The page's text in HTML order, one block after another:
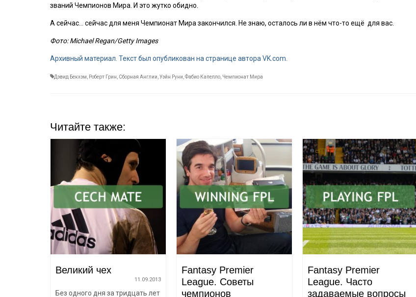
званий Чемпионов Мира. И это жутко обидно.
А сейчас… сейчас для меня Чемпионат Мира закончился. Не знаю, осталось ли в нём что-то ещё для вас.
Фото: Michael Regan/Getty Images
Архивный материал. Текст был опубликован на странице автора VK.com.
Дэвид Бекхэм Роберт Грин Сборная Англии Уэйн Руни Фабио Капелло Чемпионат Мира
Читайте также:
Великий чех
11.09.2013
Без одного дня за тридцать лет
Fantasy Premier
League. Советы
чемпионов
Fantasy Premier
League. Часто
задаваемые вопросы